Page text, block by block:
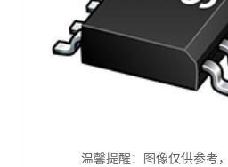
温馨提醒：图像仅供参考